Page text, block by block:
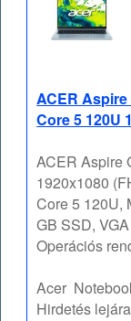
ACER
Core 5 120U
ACER Aspire
1920x1080
Core 5 120U,
GB SSD,
Operációs
Acer
Hirdetés